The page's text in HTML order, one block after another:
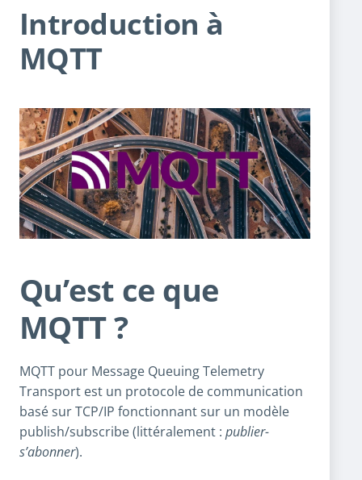
Introduction à
MQTT
Qu’est ce que
MQTT ?
MQTT pour Message Queuing Telemetry
Transport est un protocole de communication
basé sur TCP/IP fonctionnant sur un modèle
publish/subscribe (littéralement : publier-
s’abonner).